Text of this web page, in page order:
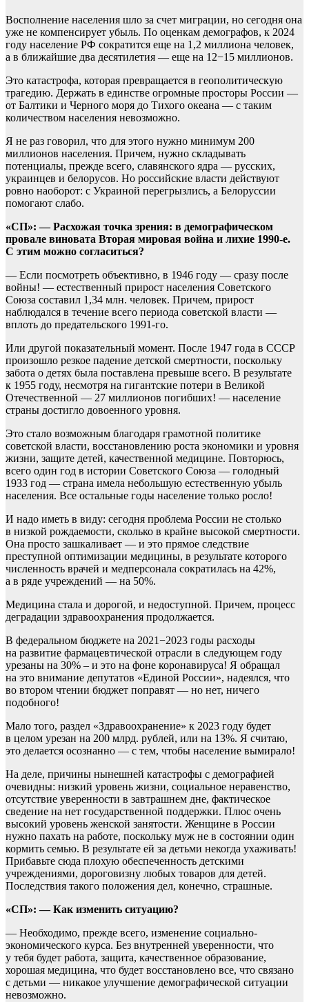
Восполнение населения шло за счет миграции, но сегодня она
уже не компенсирует убыль. По оценкам демографов, к 2024
году население РФ сократится еще на 1,2 миллиона человек,
а в ближайшие два десятилетия — еще на 12−15 миллионов.
Это катастрофа, которая превращается в геополитическую
трагедию. Держать в единстве огромные просторы России —
от Балтики и Черного моря до Тихого океана — с таким
количеством населения невозможно.
Я не раз говорил, что для этого нужно минимум 200
миллионов населения. Причем, нужно складывать
потенциалы, прежде всего, славянского ядра — русских,
украинцев и белорусов. Но российские власти действуют
ровно наоборот: с Украиной перегрызлись, а Белоруссии
помогают слабо.
«СП»: — Расхожая точка зрения: в демографическом
провале виновата Вторая мировая война и лихие 1990-е.
С этим можно согласиться?
— Если посмотреть объективно, в 1946 году — сразу после
войны! — естественный прирост населения Советского
Союза составил 1,34 млн. человек. Причем, прирост
наблюдался в течение всего периода советской власти —
вплоть до предательского 1991-го.
Или другой показательный момент. После 1947 года в СССР
произошло резкое падение детской смертности, поскольку
забота о детях была поставлена превыше всего. В результате
к 1955 году, несмотря на гигантские потери в Великой
Отечественной — 27 миллионов погибших! — население
страны достигло довоенного уровня.
Это стало возможным благодаря грамотной политике
советской власти, восстановлению роста экономики и уровня
жизни, защите детей, качественной медицине. Повторюсь,
всего один год в истории Советского Союза — голодный
1933 год — страна имела небольшую естественную убыль
населения. Все остальные годы население только росло!
И надо иметь в виду: сегодня проблема России не столько
в низкой рождаемости, сколько в крайне высокой смертности.
Она просто зашкаливает — и это прямое следствие
преступной оптимизации медицины, в результате которого
численность врачей и медперсонала сократилась на 42%,
а в ряде учреждений — на 50%.
Медицина стала и дорогой, и недоступной. Причем, процесс
деградации здравоохранения продолжается.
В федеральном бюджете на 2021−2023 годы расходы
на развитие фармацевтической отрасли в следующем году
урезаны на 30% – и это на фоне коронавируса! Я обращал
на это внимание депутатов «Единой России», надеялся, что
во втором чтении бюджет поправят — но нет, ничего
подобного!
Мало того, раздел «Здравоохранение» к 2023 году будет
в целом урезан на 200 млрд. рублей, или на 13%. Я считаю,
это делается осознанно — с тем, чтобы население вымирало!
На деле, причины нынешней катастрофы с демографией
очевидны: низкий уровень жизни, социальное неравенство,
отсутствие уверенности в завтрашнем дне, фактическое
сведение на нет государственной поддержки. Плюс очень
высокий уровень женской занятости. Женщине в России
нужно пахать на работе, поскольку муж не в состоянии один
кормить семью. В результате ей за детьми некогда ухаживать!
Прибавьте сюда плохую обеспеченность детскими
учреждениями, дороговизну любых товаров для детей.
Последствия такого положения дел, конечно, страшные.
«СП»: — Как изменить ситуацию?
— Необходимо, прежде всего, изменение социально-
экономического курса. Без внутренней уверенности, что
у тебя будет работа, защита, качественное образование,
хорошая медицина, что будет восстановлено все, что связано
с детьми — никакое улучшение демографической ситуации
невозможно.